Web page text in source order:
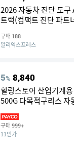
2026 자동차 진단 도
트럭(컴팩트 진단 파트
구매 188
알리익스프레스
5% 8,840
힐링스토어 산업기계
500G 다목적구리스 자
구매 999+
11번가